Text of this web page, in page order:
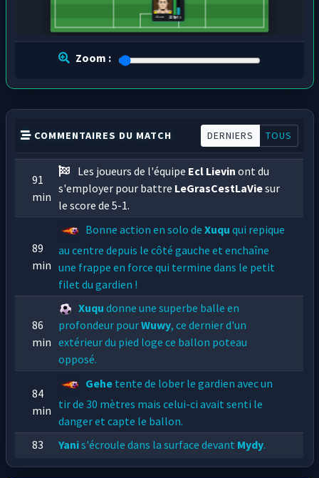
228 pts
22 ans
Zoom :
COMMENTAIRES DU MATCH DERNIERS TOUS
91
min
Les joueurs de l'équipe Ecl Lievin ont du
s'employer pour battre LeGrasCestLaViesur
le score de 5-1.
89
min
Bonne action en solo deXuqu qui repique
au centre depuis le côté gauche et enchaîne
une frappe en force qui termine dans le petit
filet du gardien !
86
min
Xuqu donne une superbe balle en
profondeur pourWuwy, ce dernier d'un
extérieur du pied loge ce ballon poteau
opposé.
84
min
Gehe tente de lober le gardien avec un
tir de 30 mètres mais celui-ci avait senti le
danger et capte le ballon.
83
Yanis'écroule dans la surface devant Mydy.